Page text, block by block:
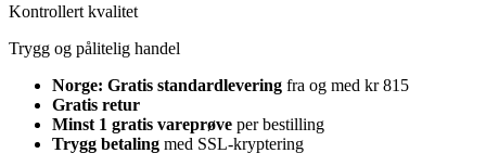
Kontrollert kvalitet
Trygg og pålitelig handel
Norge: Gratis standardlevering fra og med kr 815
Gratis retur
Minst 1 gratis vareprøve per bestilling
Trygg betaling med SSL-kryptering